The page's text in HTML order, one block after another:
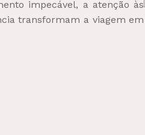
impecável, a atenção às
transformam a viagem em